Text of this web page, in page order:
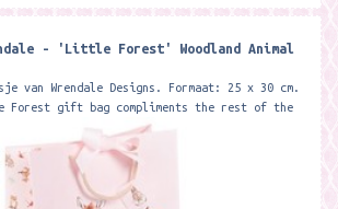
- 'Little Forest' Woodland Animal
van Wrendale Designs. Formaat: 25 x 30 cm.
Forest gift bag compliments the rest of the